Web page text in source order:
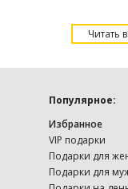
Читать
Популярное:
Избранное
VIP подарки
Подарки для
Подарки для